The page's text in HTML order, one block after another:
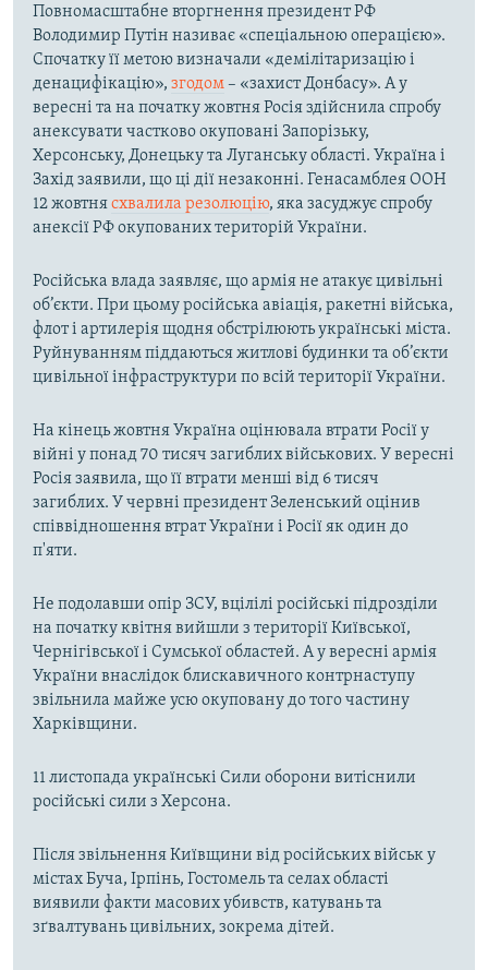
Повномасштабне вторгнення президент РФ
Володимир Путін називає «спеціальною операцією».
Спочатку її метою визначали «демілітаризацію і
денацифікацію», згодом– «захист Донбасу». А у
вересні та на початку жовтня Росія здійснила спробу
анексувати частково окуповані Запорізьку,
Херсонську, Донецьку та Луганську області. Україна і
Захід заявили, що ці дії незаконні. Генасамблея ООН
12 жовтнясхвалила резолюцію, яка засуджує спробу
анексії РФ окупованих територій України.
Російська влада заявляє, що армія не атакує цивільні
об’єкти. При цьому російська авіація, ракетні війська,
флот і артилерія щодня обстрілюють українські міста.
Руйнуванням піддаються житлові будинки та об’єкти
цивільної інфраструктури по всій території України.
На кінець жовтня Україна оцінювала втрати Росії у
війні у понад 70 тисяч загиблих військових. У вересні
Росія заявила, що її втрати менші від 6 тисяч
загиблих. У червні президент Зеленський оцінив
співвідношення втрат України і Росії як один до
п'яти.
Не подолавши опір ЗСУ, вцілілі російські підрозділи
на початку квітня вийшли з території Київської,
Чернігівської і Сумської областей. А у вересні армія
України внаслідок блискавичного контрнаступу
звільнила майже усю окуповану до того частину
Харківщини.
11 листопада українські Сили оборони витіснили
російські сили з Херсона.
Після звільнення Київщини від російських військ у
містах Буча, Ірпінь, Гостомель та селах області
виявили факти масових убивств, катувань та
зґвалтувань цивільних, зокрема дітей.